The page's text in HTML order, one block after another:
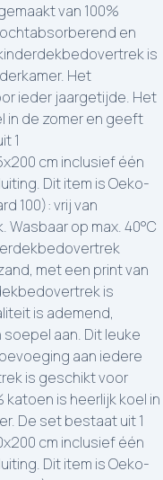
van 100%
en
is
Het
ieder jaargetijde. Het
in de zomer en geeft
1
cm inclusief één
Dit item is Oeko-
100): vrij van
op max. 40°C
met een print van
is
is ademend,
aan. Dit leuke
aan iedere
is geschikt voor
is heerlijk koel in
De set bestaat uit 1
cm inclusief één
Dit item is Oeko-